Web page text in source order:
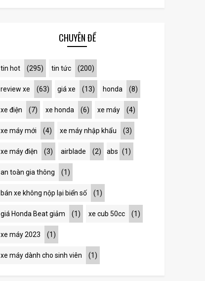
CHUYÊN ĐỀ
tin hot (295) tin tức (200)
review xe (63) giá xe (13) honda (8)
xe điện (7) xe honda (6) xe máy (4)
xe máy mới (4) xe máy nhập khẩu (3)
xe máy điện (3) airblade (2) abs (1)
an toàn gia thông (1)
bán xe không nộp lại biển số (1)
giá Honda Beat giảm (1) xe cub 50cc (1)
xe máy 2023 (1)
xe máy dành cho sinh viên (1)